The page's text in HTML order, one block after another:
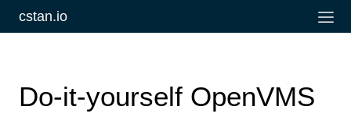
cstan.io
Do-it-yourself OpenVMS